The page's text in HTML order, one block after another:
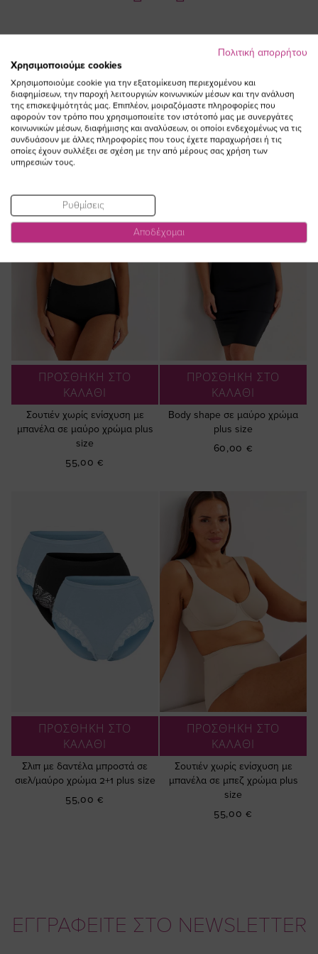
ΠΡΟΣΘΗΚΗ ΣΤΟ
ΚΑΛΑΘΙ
Σουτιέν χωρίς ενίσχυση με
μπανέλα σε μαύρο χρώμα plus
size
55,00 €
ΠΡΟΣΘΗΚΗ ΣΤΟ
ΚΑΛΑΘΙ
Βody shape σε μαύρο χρώμα
plus size
60,00 €
ΠΡΟΣΘΗΚΗ ΣΤΟ
ΚΑΛΑΘΙ
Σλιπ με δαντέλα μπροστά σε
σιελ/μαύρο χρώμα 2+1 plus size
55,00 €
ΠΡΟΣΘΗΚΗ ΣΤΟ
ΚΑΛΑΘΙ
Σουτιέν χωρίς ενίσχυση με
μπανέλα σε μπεζ χρώμα plus
size
55,00 €
ΔΕΙΤΕ ΕΠΙΣΗΣ
ΕΓΓΡΑΦΕΙΤΕ ΣΤΟ NEWSLETTER
Πολιτική απορρήτου
Χρησιμοποιούμε cookies
Χρησιμοποιούμε cookie για την εξατομίκευση περιεχομένου και
διαφημίσεων, την παροχή λειτουργιών κοινωνικών μέσων και την ανάλυση
της επισκεψιμότητάς μας. Επιπλέον, μοιραζόμαστε πληροφορίες που
αφορούν τον τρόπο που χρησιμοποιείτε τον ιστότοπό μας με συνεργάτες
κοινωνικών μέσων, διαφήμισης και αναλύσεων, οι οποίοι ενδεχομένως να τις
συνδυάσουν με άλλες πληροφορίες που τους έχετε παραχωρήσει ή τις
οποίες έχουν συλλέξει σε σχέση με την από μέρους σας χρήση των
υπηρεσιών τους.
Ρυθμίσεις
Αποδέχομαι